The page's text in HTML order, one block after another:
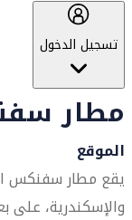
تسجيل الدخول
مطار
الموقع
يقع مطار سفنكس